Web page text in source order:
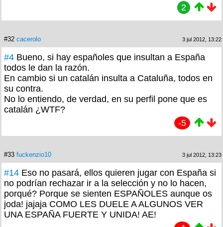
2
#32 cacerolo 3 jul 2012, 13:22
#4 Bueno, si hay españoles que insultan a España
todos le dan la razón.
En cambio si un catalán insulta a Cataluña, todos en
su contra.
No lo entiendo, de verdad, en su perfil pone que es
catalán ¿WTF?
-5
#33 fuckenzio10 3 jul 2012, 13:23
#14 Eso no pasará, ellos quieren jugar con España si
no podrían rechazar ir a la selección y no lo hacen,
porqué? Porque se sienten ESPAÑOLES aunque os
joda! jajaja COMO LES DUELE A ALGUNOS VER
UNA ESPAÑA FUERTE Y UNIDA! AE!